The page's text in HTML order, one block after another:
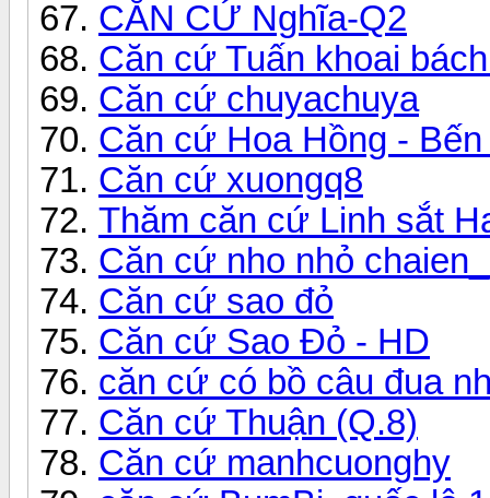
CĂN CỨ Nghĩa-Q2
Căn cứ Tuấn khoai
Căn cứ chuyachuya
Căn cứ Hoa Hồng -
Căn cứ xuongq8
Thăm căn cứ Linh sắt
Căn cứ nho nhỏ
Căn cứ sao đỏ
Căn cứ Sao Đỏ - HD
căn cứ có bồ câu đua
Căn cứ Thuận (Q.8)
Căn cứ manhcuonghy